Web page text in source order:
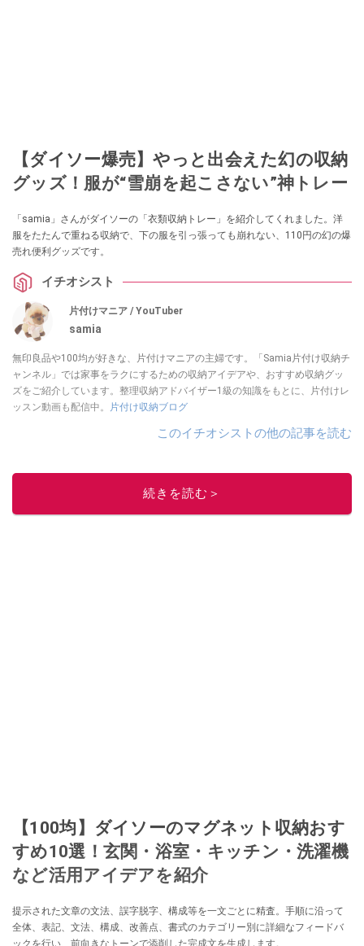
【ダイソー爆売】やっと出会えた幻の収納
グッズ！服が“雪崩を起こさない”神トレー
「samia」さんがダイソーの「衣類収納トレー」を紹介してくれました。洋
服をたたんで重ねる収納で、下の服を引っ張っても崩れない、110円の幻の爆
売れ便利グッズです。
イチオシスト
片付けマニア / YouTuber
samia
無印良品や100均が好きな、片付けマニアの主婦です。「Samia片付け収納チ
ャンネル」では家事をラクにするための収納アイデアや、おすすめ収納グッ
ズをご紹介しています。整理収納アドバイザー1級の知識をもとに、片付けレ
ッスン動画も配信中。
片付け収納ブログ
このイチオシストの他の記事を読む
続きを読む＞
【100均】ダイソーのマグネット収納おす
すめ10選！玄関・浴室・キッチン・洗濯機
など活用アイデアを紹介
提示された文章の文法、誤字脱字、構成等を一文ごとに精査。手順に沿って
全体、表記、文法、構成、改善点、書式のカテゴリー別に詳細なフィードバ
ックを行い、前向きなトーンで添削した完成文を生成します。